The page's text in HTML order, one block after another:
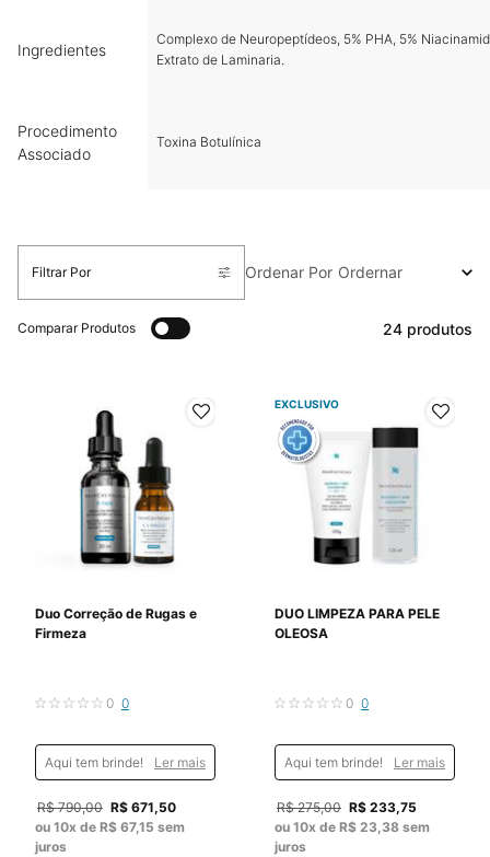
Ingredientes
Complexo de Neuropeptídeos, 5% PHA, 5%
Extrato de Laminaria.
Procedimento
Associado
Toxina Botulínica
Filtrar Por
Filters Menu Ordenar Por
Comparar Produtos 24 produtos
Duo Correção de Rugas e
Firmeza
0 0
Aqui tem brinde! Ler mais
Old price
R$ 790,00 New price
R$ 671,50
ou 10x de R$ 67,15 sem
juros
EXCLUSIVO
DUO LIMPEZA PARA PELE
OLEOSA
0 0
Aqui tem brinde! Ler mais
Old price
R$ 275,00 New price
R$ 233,75
ou 10x de R$ 23,38 sem
juros